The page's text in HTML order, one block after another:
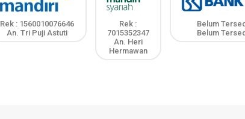
Rek : 1560010076646
An. Tri Puji Astuti
Rek :
7015352347
An. Heri
Hermawan
Belum
Belum